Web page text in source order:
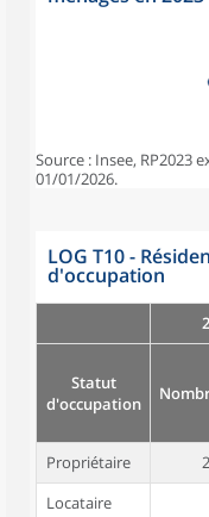
Source : Insee, RP2023
01/01/2026.
LOG T10 -
d'occupation
Statut
d'occupation
Propriétaire
Locataire